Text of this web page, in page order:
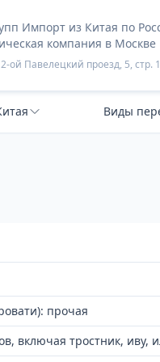
Импорт из Китая по
компания в Москве
ой Павелецкий проезд, 5, стр. 1
Виды
прочая
включая тростник, иву,